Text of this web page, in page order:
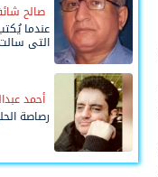
صالح
عندما
التي
أحمد
رصاصة